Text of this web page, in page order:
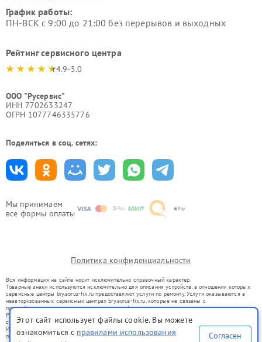
Мы принимаем
все формы оплаты
График работы:
ПН-ВСК с 9:00 до 21:00 без перерывов и выходных
Рейтинг сервисного центра
4.9-5.0
ООО "Русервис"
ИНН 7702633247
ОГРН 1077746335776
Поделиться в соц. сетях:
Политика конфиденциальности
Вся информация на сайте носит исключительно справочный характер.
Товарные знаки используются исключительно для описания устройств, в отношении которых
сервисные центры bry.aorus-fix.ru предоставляют услуги по ремонту. Услуги оказываются в
неавторизованных сервисных центрах bry.aorus-fix.ru, которые не связаны с
правообладателями товарных знаков или их официальными представителями.
Ремонт осуществляется для устройств, уже введенных в гражданский оборот в соответствии
со статьей 1487 ГК РФ.
Использование товарных знаков не преследует цели индивидуализации услуг или введения
потребителей в заблуждение, а служит для информирования о предоставляемых услугах по
Этот сайт использует файлы cookie. Вы можете
ознакомиться с правилами использования
Согласен